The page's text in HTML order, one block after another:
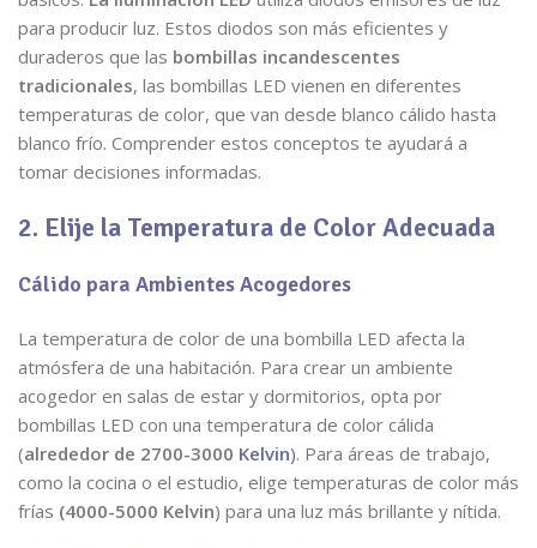
para producir luz. Estos diodos son más eficientes y
duraderos que las bombillas incandescentes
tradicionales, las bombillas LED vienen en diferentes
temperaturas de color, que van desde blanco cálido hasta
blanco frío. Comprender estos conceptos te ayudará a
tomar decisiones informadas.
2. Elije la Temperatura de Color Adecuada
Cálido para Ambientes Acogedores
La temperatura de color de una bombilla LED afecta la
atmósfera de una habitación. Para crear un ambiente
acogedor en salas de estar y dormitorios, opta por
bombillas LED con una temperatura de color cálida
(alrededor de 2700-3000 Kelvin). Para áreas de trabajo,
como la cocina o el estudio, elige temperaturas de color más
frías (4000-5000 Kelvin) para una luz más brillante y nítida.